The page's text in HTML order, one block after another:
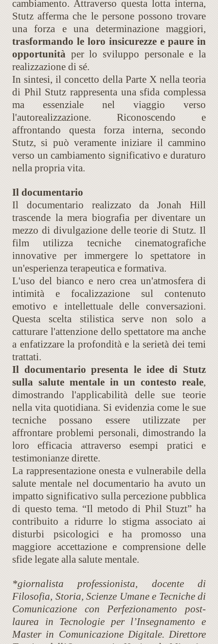
cambiamento. Attraverso questa lotta interna,
Stutz afferma che le persone possono trovare
una forza e una determinazione maggiori,
trasformando le loro insicurezze e paure in
opportunità per lo sviluppo personale e la
realizzazione di sé.
In sintesi, il concetto della Parte X nella teoria
di Phil Stutz rappresenta una sfida complessa
ma essenziale nel viaggio verso
l'autorealizzazione. Riconoscendo e
affrontando questa forza interna, secondo
Stutz, si può veramente iniziare il cammino
verso un cambiamento significativo e duraturo
nella propria vita.
Il documentario
Il documentario realizzato da Jonah Hill
trascende la mera biografia per diventare un
mezzo di divulgazione delle teorie di Stutz. Il
film utilizza tecniche cinematografiche
innovative per immergere lo spettatore in
un'esperienza terapeutica e formativa.
L'uso del bianco e nero crea un'atmosfera di
intimità e focalizzazione sul contenuto
emotivo e intellettuale delle conversazioni.
Questa scelta stilistica serve non solo a
catturare l'attenzione dello spettatore ma anche
a enfatizzare la profondità e la serietà dei temi
trattati.
Il documentario presenta le idee di Stutz
sulla salute mentale in un contesto reale,
dimostrando l'applicabilità delle sue teorie
nella vita quotidiana. Si evidenzia come le sue
tecniche possano essere utilizzate per
affrontare problemi personali, dimostrando la
loro efficacia attraverso esempi pratici e
testimonianze dirette.
La rappresentazione onesta e vulnerabile della
salute mentale nel documentario ha avuto un
impatto significativo sulla percezione pubblica
di questo tema. “Il metodo di Phil Stuzt” ha
contribuito a ridurre lo stigma associato ai
disturbi psicologici e ha promosso una
maggiore accettazione e comprensione delle
sfide legate alla salute mentale.
*giornalista professionista, docente di
Filosofia, Storia, Scienze Umane e Tecniche di
Comunicazione con Perfezionamento post-
laurea in Tecnologie per l’Insegnamento e
Master in Comunicazione Digitale. Direttore